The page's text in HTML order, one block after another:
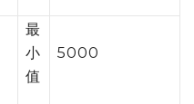
最
小
值
5000